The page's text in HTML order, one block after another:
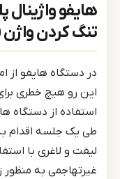
هایفو واژینال
تنگ کردن واژن
در دستگاه هایفو از
این رو هیچ خطری
استفاده از دستگاه
طی یک جلسه اقدام
لیفت و لاغری با
غیر‌تهاجمی به